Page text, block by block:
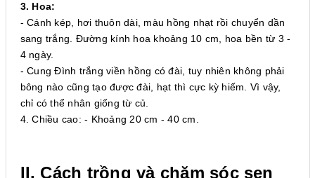
3. Hoa:
- Cánh kép, hơi thuôn dài, màu hồng nhạt rồi chuyển dần
sang trắng. Đường kính hoa khoảng 10 cm, hoa bền từ 3 -
4 ngày.
- Cung Đình trắng viền hồng có đài, tuy nhiên không phải
bông nào cũng tạo được đài, hạt thì cực kỳ hiếm. Vì vậy,
chỉ có thể nhân giống từ củ.
4. Chiều cao: - Khoảng 20 cm - 40 cm.
II. Cách trồng và chăm sóc sen